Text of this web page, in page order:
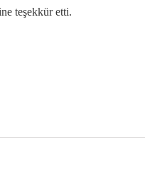
teşekkür etti.